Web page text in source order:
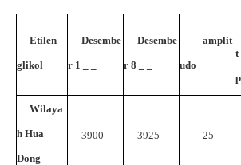
Etilen
glikol
Desembe
r 1
Desembe
r 8
amplit
udo
t
Wilaya
h Hua
Dong
3900 3925 25